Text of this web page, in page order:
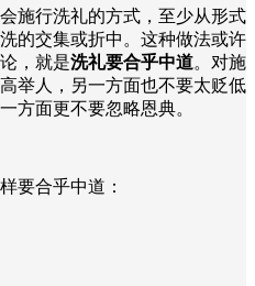
施行洗礼的方式，至少从形式
的交集或折中。这种做法或许
，就是洗礼要合乎中道。对施
举人，另一方面也不要太贬低
方面更不要忽略恩典。
要合乎中道：